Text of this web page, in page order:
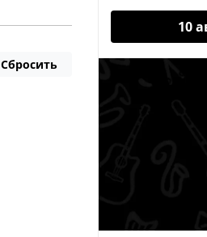
Сбросить
10